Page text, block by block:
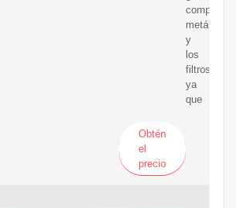
metálicos
y
los
filtros
ya
que
Obtén
el
precio